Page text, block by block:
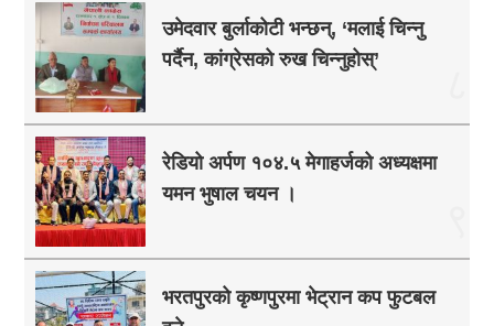
उमेदवार बुर्लाकोटी भन्छन्, ‘मलाई चिन्नु
पर्दैन, कांग्रेसको रुख चिन्नुहोस्’
रेडियो अर्पण १०४.५ मेगाहर्जको अध्यक्षमा
यमन भुषाल चयन ।
भरतपुरको कृष्णपुरमा भेट्रान कप फुटबल